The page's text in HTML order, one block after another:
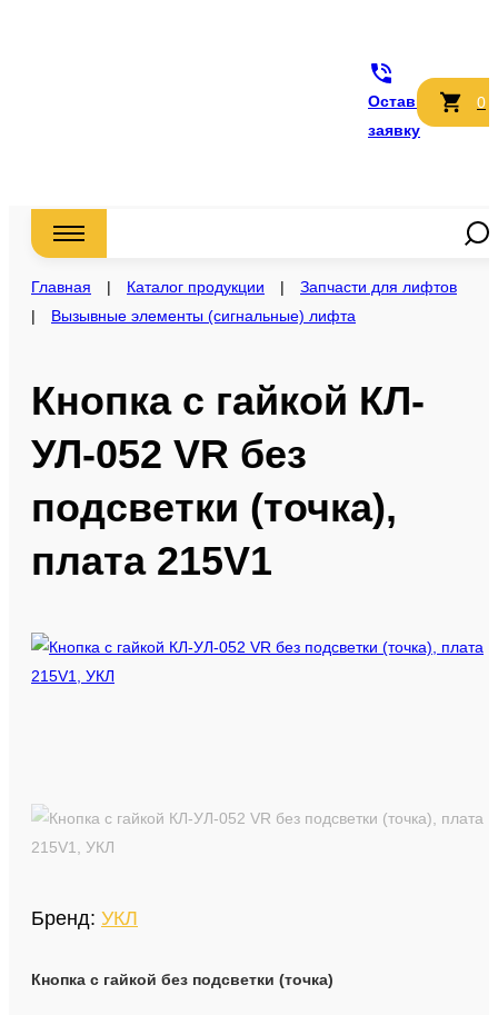
Оставить
заявку
0
Продажа и монтаж лифтов
Главная | Каталог продукции |
Запчасти для лифтов
|
Вызывные элементы (сигнальные) лифта
Кнопка с гайкой КЛ-
УЛ-052 VR без
подсветки (точка),
плата 215V1
Бренд: УКЛ
Кнопка с гайкой без подсветки (точка)